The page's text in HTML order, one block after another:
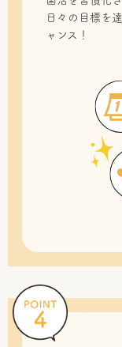
日々の目標を
ャンス！